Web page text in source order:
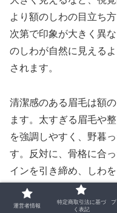
より額のしわの目立ち
次第で印象が大きく異
のしわが自然に見える
されます。
清潔感のある眉毛は額
ます。太すぎる眉毛や
を強調しやすく、野暮
す。反対に、骨格に合
インを引き締め、しわ
しわは切り離せない関
全体の印象を大きく変
運営者情報
特定商取引法に基づ
く表記